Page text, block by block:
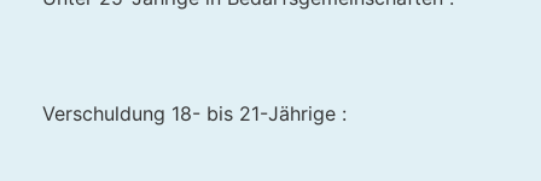
Verschuldung 18- bis 21-Jährige :